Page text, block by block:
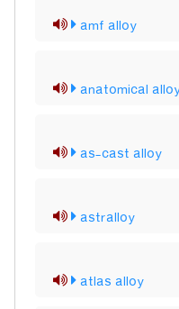
amf alloy
anatomical
as-cast alloy
astralloy
atlas alloy